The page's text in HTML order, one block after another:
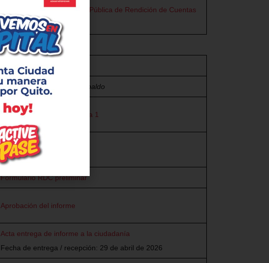
del Evento de Deliberación Pública de Rendición de Cuentas
2025
Enlace para acceder al respaldo
Acta reunión Comisión mixta 1
Informe narrativo RDC
Formulario RDC preliminar
Aprobación del informe
Acta entrega de informe a la ciudadanía
Fecha de entrega / recepción: 29 de abril de 2026